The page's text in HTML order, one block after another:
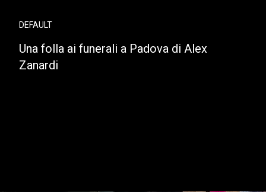
DEFAULT
Una folla ai funerali a Padova di Alex
Zanardi